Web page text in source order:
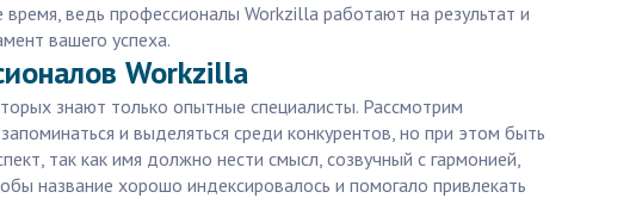
ведь профессионалы Workzilla работают на результат и
вашего успеха.
Workzilla
знают только опытные специалисты. Рассмотрим
и выделяться среди конкурентов, но при этом быть
так как имя должно нести смысл, созвучный с гармонией,
название хорошо индексировалось и помогало привлекать